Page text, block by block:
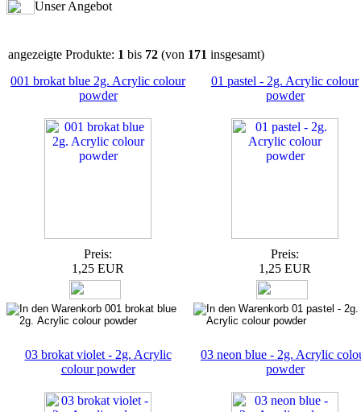
Unser Angebot
angezeigte Produkte: 1 bis 72 (von 171 insgesamt)
001 brokat blue 2g. Acrylic colour
powder
Preis:
1,25 EUR
01 pastel - 2g. Acrylic colour
powder
Preis:
1,25 EUR
03 brokat violet - 2g. Acrylic
colour powder
03 neon blue - 2g. Acrylic
powder